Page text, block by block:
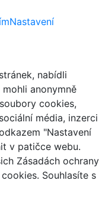
Nastavení
nabídli
anonymně
cookies,
média, inzerci
"Nastavení
v patičce webu.
Zásadách ochrany
Souhlasíte s